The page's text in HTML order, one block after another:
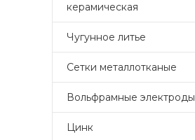
керамическая
Чугунное литье
Сетки металлотканые
Вольфрамные электроды
Цинк